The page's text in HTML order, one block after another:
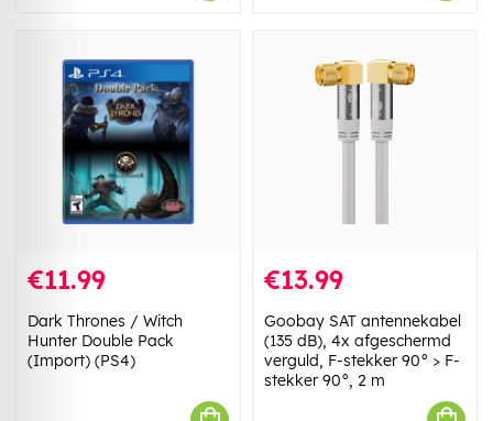
€11.99
Dark Thrones / Witch
Hunter Double Pack
(Import) (PS4)
€13.99
Goobay SAT antennekabel
(135 dB), 4x afgeschermd
verguld, F-stekker 90° > F-
stekker 90°, 2 m